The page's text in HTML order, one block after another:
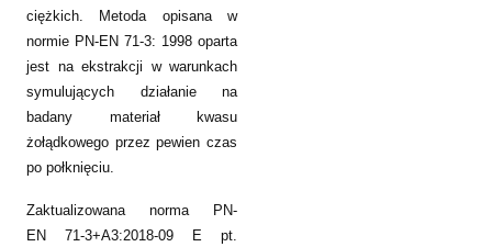
ciężkich. Metoda opisana w
normie PN-EN 71-3: 1998 oparta
jest na ekstrakcji w warunkach
symulujących działanie na
badany materiał kwasu
żołądkowego przez pewien czas
po połknięciu.
Zaktualizowana norma PN-
EN 71-3+A3:2018-09 E pt.